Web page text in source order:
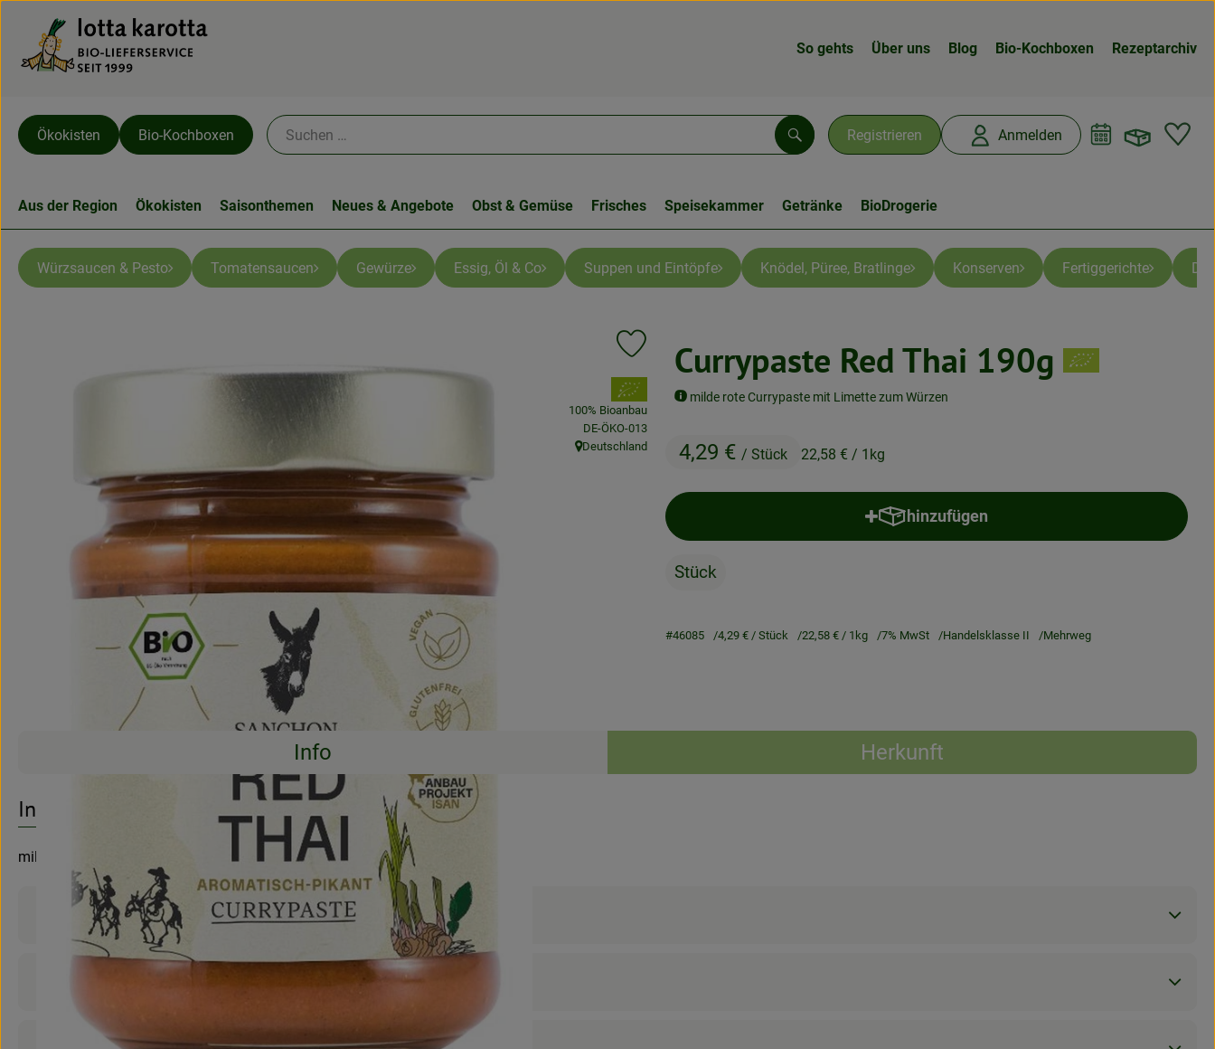
So gehts Über uns Blog Bio-Kochboxen Rezeptarchiv
Registrieren Anmelden
Suchen
Ökokisten Bio-Kochboxen
Aus der Region Ökokisten Saisonthemen Neues & Angebote Obst & Gemüse Frisches Speisekammer Getränke BioDrogerie
Würzsaucen & Pesto Tomatensaucen Gewürze Essig, Öl & Co Suppen und Eintöpfe Knödel, Püree, Bratlinge Konserven Fertiggerichte
Currypaste Red Thai 190g
milde rote Currypaste mit Limette zum Würzen
4,29 € / Stück 22,58 € / 1kg
Produkt zu Favouriten hinzufügen
, Verband:
100% Bioanbau
, Kontrollstelle:
DE-ÖKO-013
, Herkunft:
Deutschland
hinzufügen
Produkt zum Warenkorb hinzufügen
Stück
#46085 4,29 € / Stück 22,58 € / 1kg 7% MwSt Handelsklasse II Mehrweg
Rezepte
Info Herkunft
Entdecke passende Rezepte Es wurden keine passenden Rezepte gefunden.
Info
milde rote Currypaste mit Limette zum Würzen
Produktinformationen